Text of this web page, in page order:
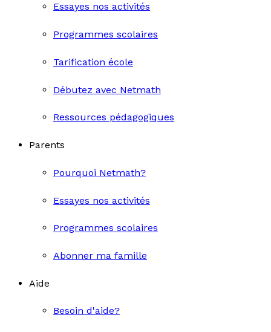
Essayes nos activités
Programmes scolaires
Tarification école
Débutez avec Netmath
Ressources pédagogiques
Parents
Pourquoi Netmath?
Essayes nos activités
Programmes scolaires
Abonner ma famille
Aide
Besoin d'aide?